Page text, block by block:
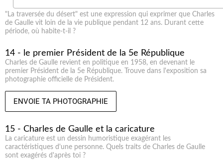
"La traversée du désert" est une expression qui exprimer que Charles
de Gaulle vit loin de la vie publique pendant 12 ans. Durant cette
période, où habite-t-il ?
14 - le premier Président de la 5e République
Charles de Gaulle revient en politique en 1958, en devenant le
premier Président de la 5e République. Trouve dans l'exposition sa
photographie officielle de Président.
ENVOIE TA PHOTOGRAPHIE
15 - Charles de Gaulle et la caricature
La caricature est un dessin humoristique exagérant les
caractéristiques d'une personne. Quels traits de Charles de Gaulle
sont exagérés d'après toi ?